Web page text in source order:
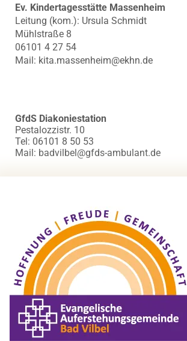
Ev. Kindertagesstätte Massenheim
Leitung (kom.): Ursula Schmidt
Mühlstraße 8
06101 4 27 54
Mail: kita.massenheim@ekhn.de
GfdS Diakoniestation
Pestalozzistr. 10
Tel: 06101 8 50 53
Mail: badvilbel@gfds-ambulant.de